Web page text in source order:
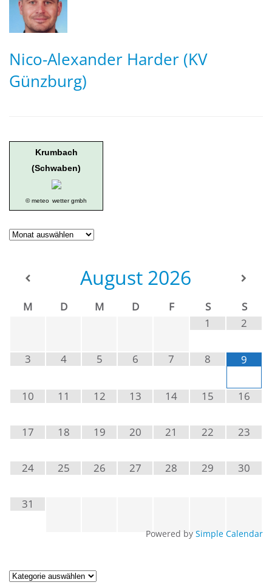
Nico-Alexander Harder (KV
Günzburg)
Krumbach
(Schwaben)
© meteo wetter gmbh
Geschichte
August 2026
M D M D F S
S
1
2
3 4 5 6 7 8 9
10 11 12 13 14 15 16
17 18 19 20 21 22 23
24 25 26 27 28 29 30
31
Powered by Simple Calendar
Artikel